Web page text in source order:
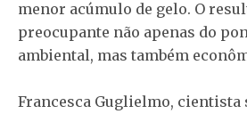
menor acúmulo de gelo. O
preocupante não apenas do
ambiental, mas também
Francesca Guglielmo, cientista